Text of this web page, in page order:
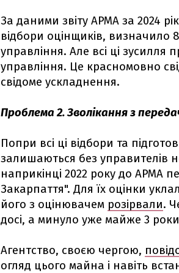
За даними звіту АРМА за 2024
відбори оцінщиків, визначило
управління. Але всі ці
управління. Це красномовно
свідоме ускладнення.
Проблема 2. Зволікання з
Попри всі ці відбори та
залишаються без управителів
наприкінці 2022 року до АРМА
Закарпаття". Для їх оцінки
його з оцінювачем розірвали.
досі, а минуло уже майже 3
Агентство, своєю чергою,
огляд цього майна і навіть